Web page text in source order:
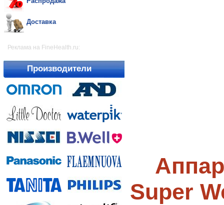
Доставка
Реклама на FineHealth.ru:
Производители
Super